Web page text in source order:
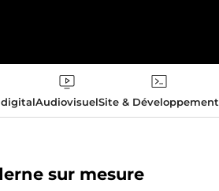
AudiovisuelSite & Développement
sur mesure